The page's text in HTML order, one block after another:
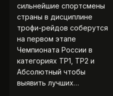
сильнейшие спортсмены
страны в дисциплине
трофи-рейдов соберутся
на первом этапе
Чемпионата России в
категориях ТР1, ТР2 и
Абсолютный чтобы
выявить лучших…